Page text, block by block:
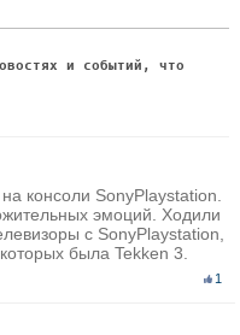
и событий, что
консоли SonyPlaystation.
эмоций. Ходили
с SonyPlaystation,
была Tekken 3.
1